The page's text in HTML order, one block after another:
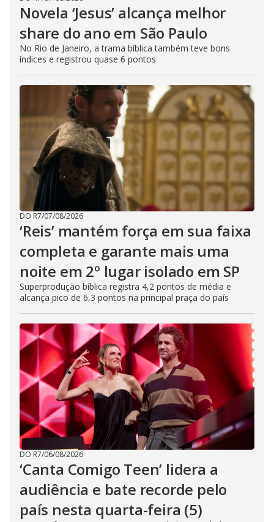
Novela ‘Jesus’ alcança melhor
share do ano em São Paulo
No Rio de Janeiro, a trama bíblica também teve bons
índices e registrou quase 6 pontos
DO R7/07/08/2026
‘Reis’ mantém força em sua faixa
completa e garante mais uma
noite em 2º lugar isolado em SP
Superprodução bíblica registra 4,2 pontos de média e
alcança pico de 6,3 pontos na principal praça do país
DO R7/06/08/2026
‘Canta Comigo Teen’ lidera a
audiência e bate recorde pelo
país nesta quarta-feira (5)